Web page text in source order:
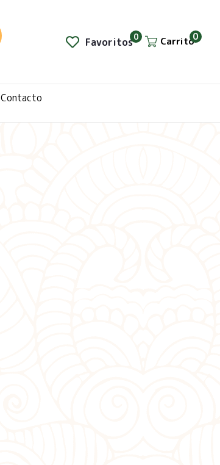
Favoritos0 Carrito0
Contacto